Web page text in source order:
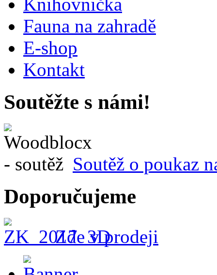
Knihovnička
Fauna na zahradě
E-shop
Kontakt
Soutěžte s námi!
Soutěž o poukaz
Doporučujeme
Zde v prodeji